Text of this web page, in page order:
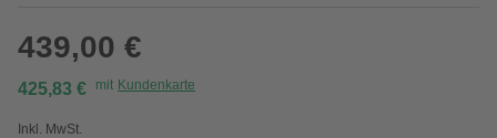
439,00 €
425,83 € mit Kundenkarte
Inkl. MwSt.